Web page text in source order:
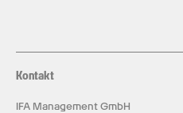
Kontakt
IFA Management GmbH